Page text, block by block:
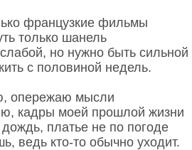
французкие фильмы
только шанель
но нужно быть сильной
с половиной недель.
опережаю мысли
кадры моей прошлой жизни
платье не по погоде
ведь кто-то обычно уходит.